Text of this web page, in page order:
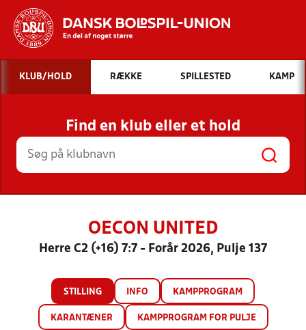
Hvad vil du søge efter?
INDHOLD OG NYHEDER
STILLINGER, RESULTATER, KLUBBER OG
HOLD
KLUB/HOLD RÆKKE SPILLESTED KAMP
Find en klub eller et hold
OECON UNITED
Herre C2 (+16) 7:7 - Forår 2026, Pulje 137
STILLING INFO KAMPPROGRAM
KARANTÆNER KAMPPROGRAM FOR PULJE